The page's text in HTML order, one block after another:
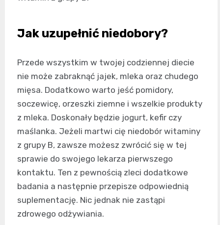
Jak uzupełnić niedobory?
Przede wszystkim w twojej codziennej diecie
nie może zabraknąć jajek, mleka oraz chudego
mięsa. Dodatkowo warto jeść pomidory,
soczewicę, orzeszki ziemne i wszelkie produkty
z mleka. Doskonały będzie jogurt, kefir czy
maślanka. Jeżeli martwi cię niedobór witaminy
z grupy B, zawsze możesz zwrócić się w tej
sprawie do swojego lekarza pierwszego
kontaktu. Ten z pewnością zleci dodatkowe
badania a następnie przepisze odpowiednią
suplementację. Nic jednak nie zastąpi
zdrowego odżywiania.